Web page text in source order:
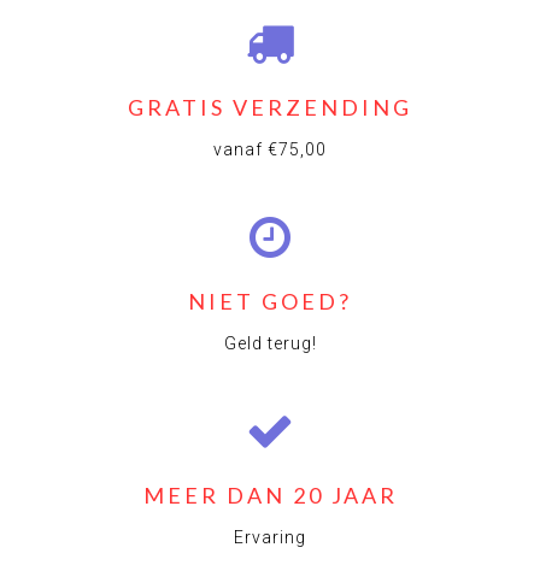
GRATIS VERZENDING
vanaf €75,00
NIET GOED?
Geld terug!
MEER DAN 20 JAAR
Ervaring